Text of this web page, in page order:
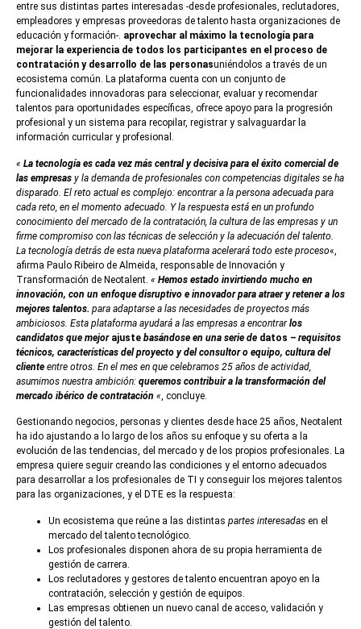
entre sus distintas partes interesadas -desde profesionales, reclutadores,
empleadores y empresas proveedoras de talento hasta organizaciones de
educación y formación-. aprovechar al máximo la tecnología para
mejorar la experiencia de todos los participantes en el proceso de
contratación y desarrollo de las personasuniéndolos a través de un
ecosistema común. La plataforma cuenta con un conjunto de
funcionalidades innovadoras para seleccionar, evaluar y recomendar
talentos para oportunidades específicas, ofrece apoyo para la progresión
profesional y un sistema para recopilar, registrar y salvaguardar la
información curricular y profesional.
« La tecnología es cada vez más central y decisiva para el éxito comercial de
las empresas y la demanda de profesionales con competencias digitales se ha
disparado. El reto actual es complejo: encontrar a la persona adecuada para
cada reto, en el momento adecuado. Y la respuesta está en un profundo
conocimiento del mercado de la contratación, la cultura de las empresas y un
firme compromiso con las técnicas de selección y la adecuación del talento.
La tecnología detrás de esta nueva plataforma acelerará todo este proceso«,
afirma Paulo Ribeiro de Almeida, responsable de Innovación y
Transformación de Neotalent. « Hemos estado invirtiendo mucho en
innovación, con un enfoque disruptivo e innovador para atraer y retener a los
mejores talentos. para adaptarse a las necesidades de proyectos más
ambiciosos. Esta plataforma ayudará a las empresas a encontrar los
candidatos que mejor ajuste basándose en una serie de datos – requisitos
técnicos, características del proyecto y del consultor o equipo, cultura del
cliente entre otros. En el mes en que celebramos 25 años de actividad,
asumimos nuestra ambición: queremos contribuir a la transformación del
mercado ibérico de contratación « , concluye.
Gestionando negocios, personas y clientes desde hace 25 años, Neotalent
ha ido ajustando a lo largo de los años su enfoque y su oferta a la
evolución de las tendencias, del mercado y de los propios profesionales. La
empresa quiere seguir creando las condiciones y el entorno adecuados
para desarrollar a los profesionales de TI y conseguir los mejores talentos
para las organizaciones, y el DTE es la respuesta:
Un ecosistema que reúne a las distintas partes interesadas en el
mercado del talento tecnológico.
Los profesionales disponen ahora de su propia herramienta de
gestión de carrera.
Los reclutadores y gestores de talento encuentran apoyo en la
contratación, selección y gestión de equipos.
Las empresas obtienen un nuevo canal de acceso, validación y
gestión del talento.